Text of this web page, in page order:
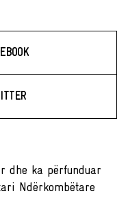
dhe ka përfunduar
Ndërkombëtare